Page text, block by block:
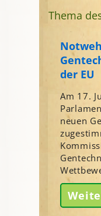
Thema
der EU
Am 17.
neuen